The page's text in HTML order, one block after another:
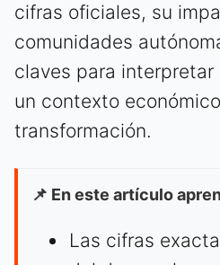
cifras oficiales, su
comunidades
claves para
un contexto
transformación.
📌 En este artículo
Las cifras